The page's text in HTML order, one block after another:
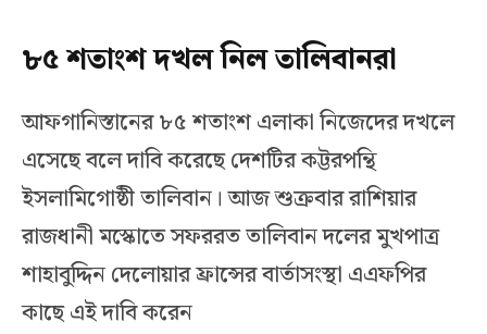
৮৫ শতাংশ দখল নিল তালিবানরা
আফগানিস্তানের ৮৫ শতাংশ এলাকা নিজেদের দখলে
এসেছে বলে দাবি করেছে দেশটির কট্টরপন্থি
ইসলামিগোষ্ঠী তালিবান। আজ শুক্রবার রাশিয়ার
রাজধানী মস্কোতে সফররত তালিবান দলের মুখপাত্র
শাহাবুদ্দিন দেলোয়ার ফ্রান্সের বার্তাসংস্থা এএফপির
কাছে এই দাবি করেন